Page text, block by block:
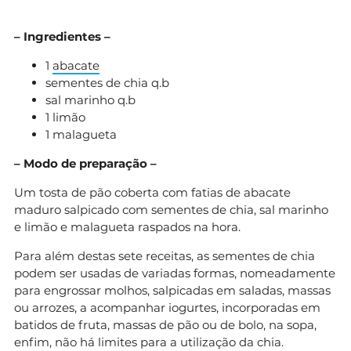
– Ingredientes –
1 abacate
sementes de chia q.b
sal marinho q.b
1 limão
1 malagueta
– Modo de preparação –
Um tosta de pão coberta com fatias de abacate
maduro salpicado com sementes de chia, sal marinho
e limão e malagueta raspados na hora.
Para além destas sete receitas, as sementes de chia
podem ser usadas de variadas formas, nomeadamente
para engrossar molhos, salpicadas em saladas, massas
ou arrozes, a acompanhar iogurtes, incorporadas em
batidos de fruta, massas de pão ou de bolo, na sopa,
enfim, não há limites para a utilização da chia.